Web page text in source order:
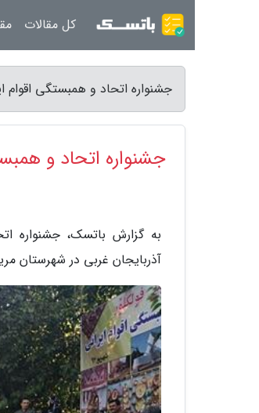
جشنواره اتحاد و همبستگی اقوام
جشنواره اتحاد و
به گزارش باتسک، جشنواره
آذربایجان غربی در شهرستان
کل مقالات